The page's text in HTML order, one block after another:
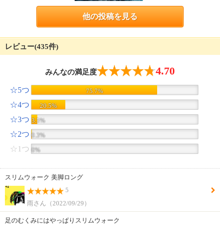
他の投稿を見る
レビュー(435件)
みんなの満足度 4.70
☆5つ 75.7%
☆4つ 20.5%
☆3つ 3.5%
☆2つ 0.3%
☆1つ 0%
スリムウォーク 美脚ロング
5
雨さん（2022/09/29）
足のむくみにはやっぱりスリムウォーク